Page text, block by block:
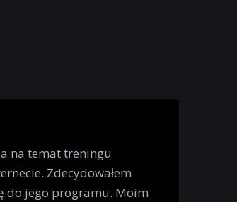
na temat treningu
Zdecydowałem
do jego programu. Moim